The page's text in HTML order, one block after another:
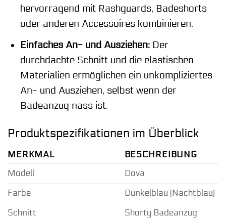
hervorragend mit Rashguards, Badeshorts
oder anderen Accessoires kombinieren.
Einfaches An- und Ausziehen:Der
durchdachte Schnitt und die elastischen
Materialien ermöglichen ein unkompliziertes
An- und Ausziehen, selbst wenn der
Badeanzug nass ist.
Produktspezifikationen im Überblick
MERKMAL
BESCHREIBUNG
Modell
Dova
Farbe
Dunkelblau (Nachtblau)
Schnitt
Shorty Badeanzug